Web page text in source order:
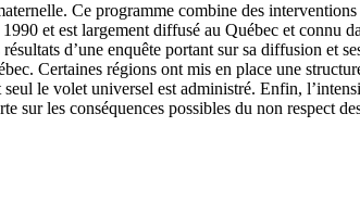
Ce programme combine des
et est largement diffusé au Québec et connu
d’une enquête portant sur sa diffusion et
Certaines régions ont mis en place une
le volet universel est administré. Enfin,
sur les conséquences possibles du non respect